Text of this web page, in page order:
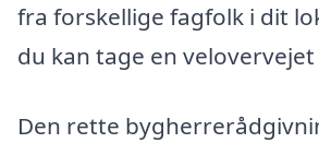
fra forskellige fagfolk i dit
du kan tage en
Den rette